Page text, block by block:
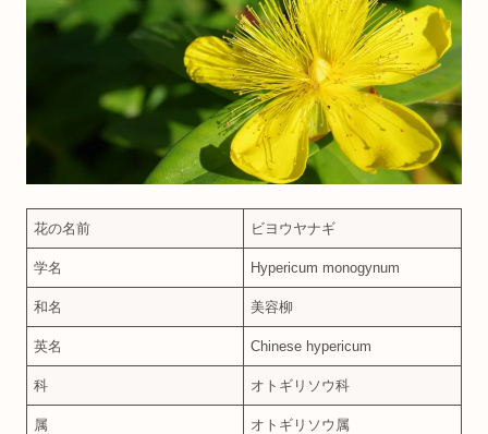
花の名前 ビヨウヤナギ
学名 Hypericum monogynum
和名 美容柳
英名 Chinese hypericum
科 オトギリソウ科
属 オトギリソウ属